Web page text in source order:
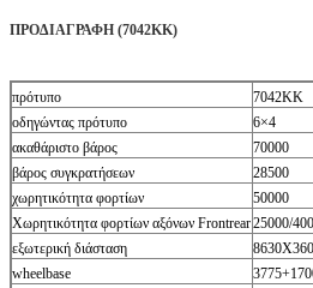
ΠΡΟΔΙΑΓΡΑΦΗ (7042KK)
πρότυπο
7042KK
οδηγώντας πρότυπο
6×4
ακαθάριστο βάρος
70000
βάρος συγκρατήσεων
28500
χωρητικότητα φορτίων
50000
Χωρητικότητα φορτίων αξόνων Frontrear25000/
εξωτερική διάσταση
wheelbase